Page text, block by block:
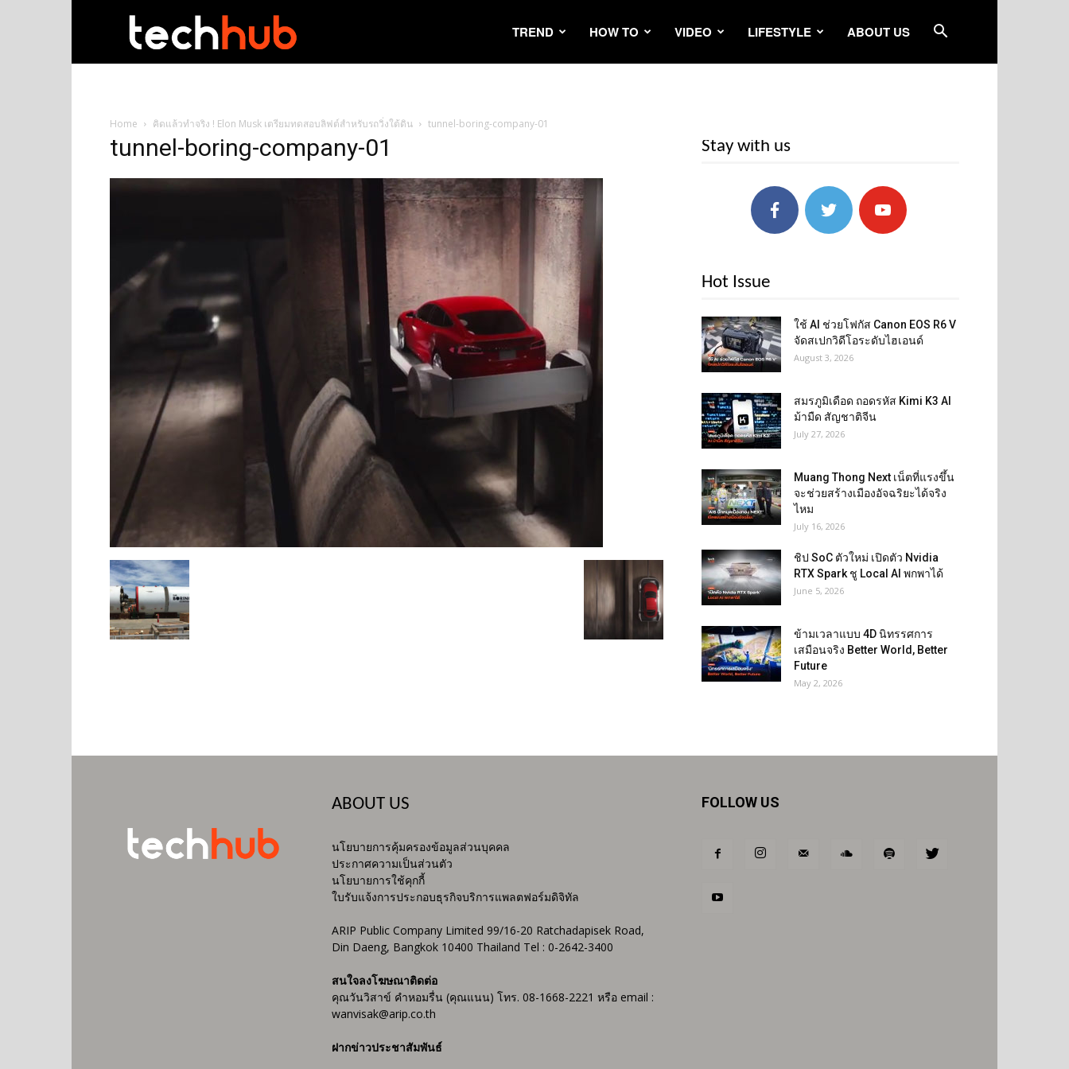
TREND HOW TO VIDEO LIFESTYLE ABOUT US
Home คิดแล้วทำจริง ! Elon Musk เตรียมทดสอบลิฟต์สำหรับรถวิ่งใต้ดิน tunnel-boring-company-01
tunnel-boring-company-01 Stay with us
Hot Issue
ใช้ AI ช่วยโฟกัส Canon EOS R6 V
จัดสเปกวิดีโอระดับไฮเอนด์
August 3, 2026
สมรภูมิเดือด ถอดรหัส Kimi K3 AI
ม้ามืด สัญชาติจีน
July 27, 2026
Muang Thong Next เน็ตที่แรงขึ้น
จะช่วยสร้างเมืองอัจฉริยะได้จริง
ไหม
July 16, 2026
ชิป SoC ตัวใหม่ เปิดตัว Nvidia
RTX Spark ชู Local AI พกพาได้
June 5, 2026
ข้ามเวลาแบบ 4D นิทรรศการ
เสมือนจริง Better World, Better
Future
May 2, 2026
ABOUT US
นโยบายการคุ้มครองข้อมูลส่วนบุคคล
ประกาศความเป็นส่วนตัว
นโยบายการใช้คุกกี้
ใบรับแจ้งการประกอบธุรกิจบริการแพลตฟอร์มดิจิทัล
ARIP Public Company Limited 99/16-20 Ratchadapisek Road,
Din Daeng, Bangkok 10400 Thailand Tel : 0-2642-3400
สนใจลงโฆษณาติดต่อ
คุณวันวิสาข์ คำหอมรื่น (คุณแนน) โทร. 08-1668-2221 หรือ email :
wanvisak@arip.co.th
ฝากข่าวประชาสัมพันธ์
FOLLOW US